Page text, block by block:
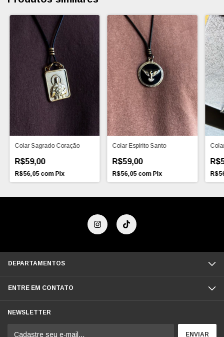
Colar Sagrado Coração
R$59,00
R$56,05 com Pix
Colar Espírito Santo
R$59,00
R$56,05 com Pix
DEPARTAMENTOS
ENTRE EM CONTATO
NEWSLETTER